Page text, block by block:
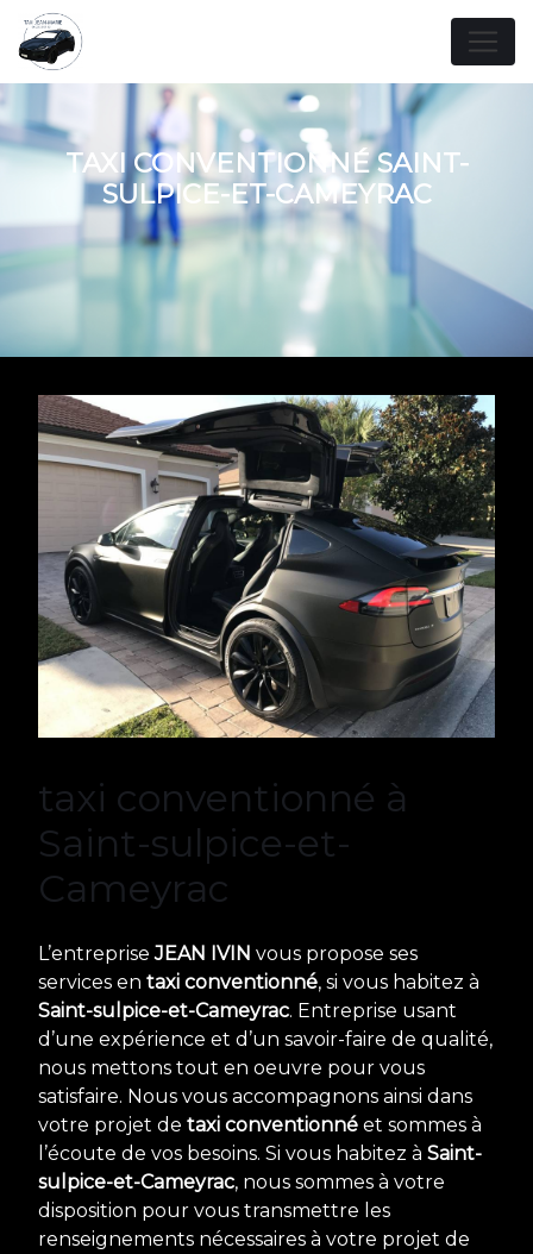
TAXI CONVENTIONNÉ SAINT-
SULPICE-ET-CAMEYRAC
taxi conventionné à
Saint-sulpice-et-
Cameyrac
L’entrepriseJEAN IVIN vous propose ses
services en taxi conventionné, si vous habitez à
Saint-sulpice-et-Cameyrac. Entreprise usant
d’une expérience et d’un savoir-faire de qualité,
nous mettons tout en oeuvre pour vous
satisfaire. Nous vous accompagnons ainsi dans
votre projet de taxi conventionné et sommes à
l’écoute de vos besoins. Si vous habitez à Saint-
sulpice-et-Cameyrac, nous sommes à votre
disposition pour vous transmettre les
renseignements nécessaires à votre projet de
Panneau de gestion des cookies